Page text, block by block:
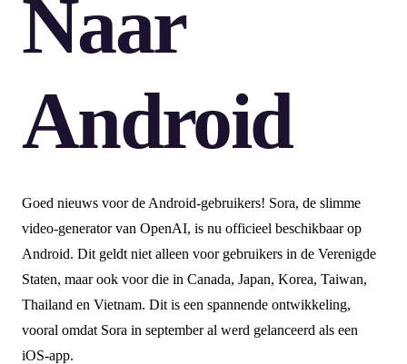
Naar
Android
Goed nieuws voor de Android-gebruikers! Sora, de slimme
video-generator van OpenAI, is nu officieel beschikbaar op
Android. Dit geldt niet alleen voor gebruikers in de Verenigde
Staten, maar ook voor die in Canada, Japan, Korea, Taiwan,
Thailand en Vietnam. Dit is een spannende ontwikkeling,
vooral omdat Sora in september al werd gelanceerd als een
iOS-app.